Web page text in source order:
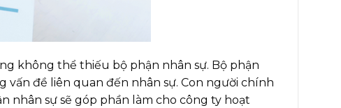
không thể thiếu bộ phận nhân sự. Bộ phận
vấn đề liên quan đến nhân sự. Con người chính
nhân sự sẽ góp phần làm cho công ty hoạt